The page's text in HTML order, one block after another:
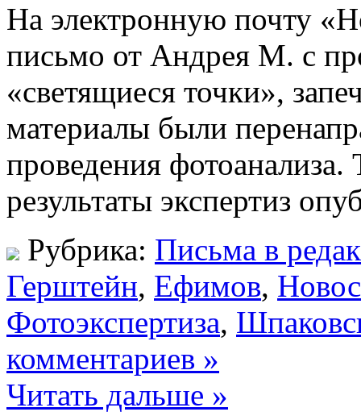
На электронную почту
письмо от Андрея М. с
«светящиеся точки»,
материалы были
проведения
результаты экспертиз
Рубрика: Письма в
Герштейн, Ефимов,
Фотоэкспертиза,
комментариев »
Читать дальше »